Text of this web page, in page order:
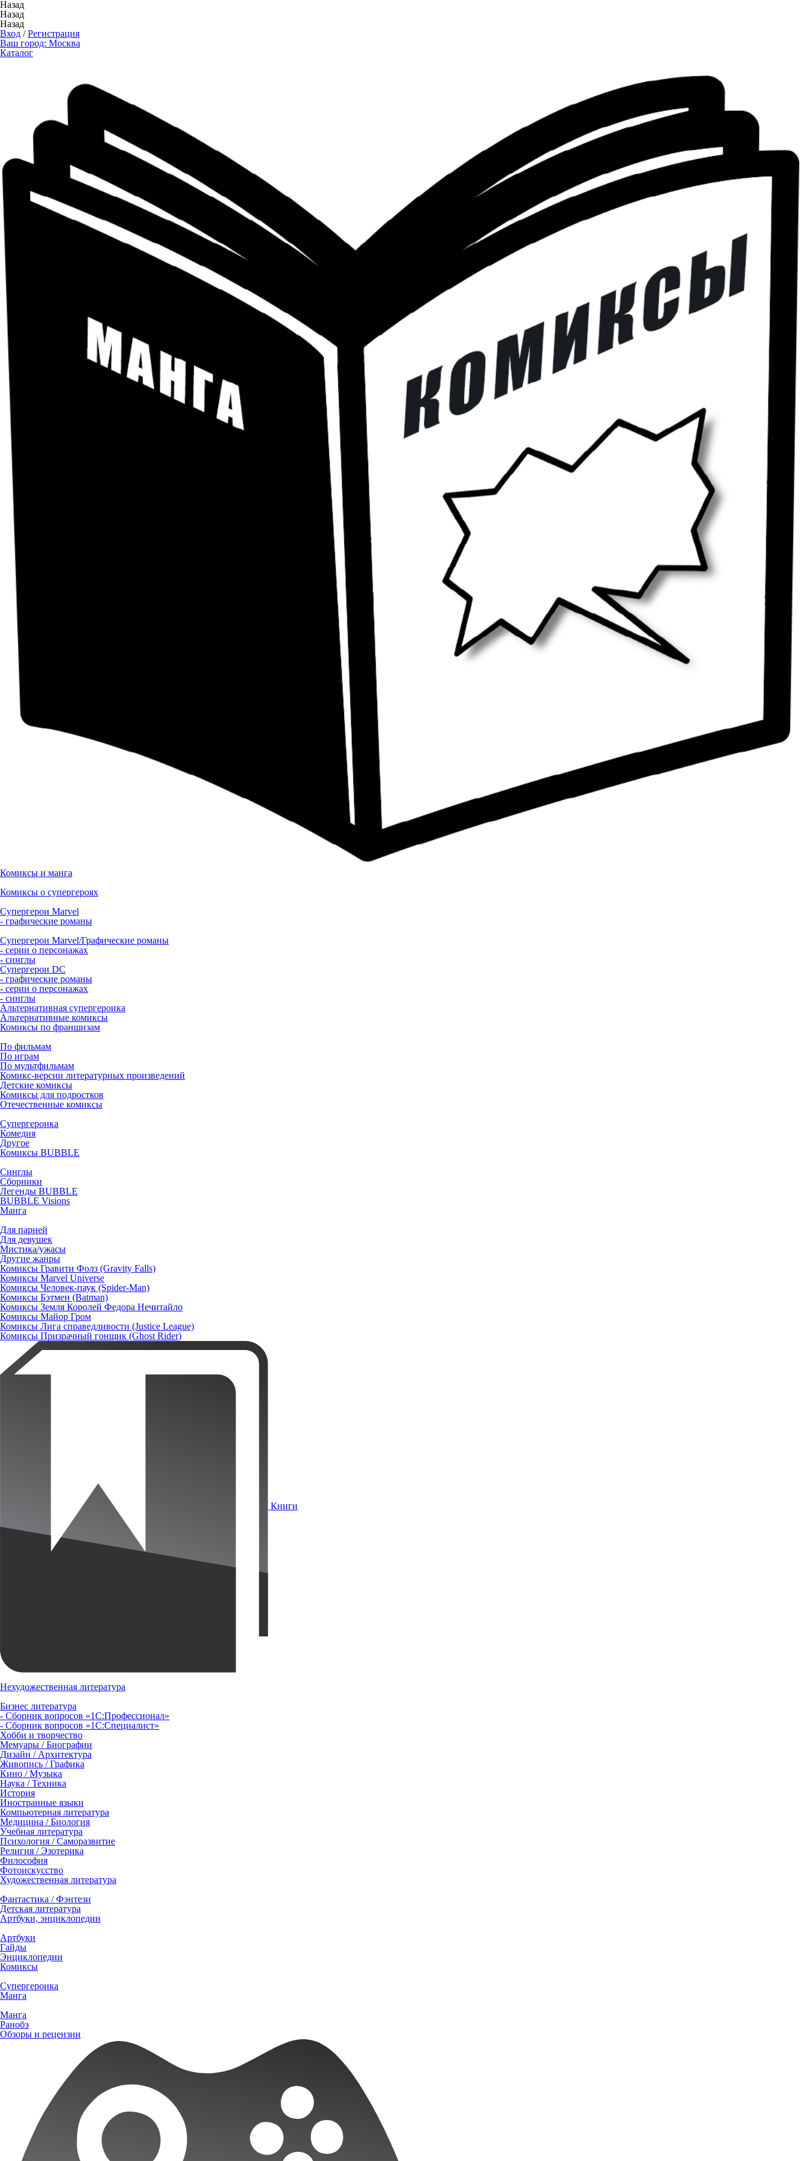
Назад
Назад
Назад
Вход /Регистрация
Ваш город: Москва
Каталог
Комиксы и манга
Комиксы о супергероях
Супергерои Marvel
- графические романы
Супергерои Marvel/Графические романы
- серии о персонажах
- синглы
Супергерои DC
- графические романы
- серии о персонажах
- синглы
Альтернативная супергероика
Альтернативные комиксы
Комиксы по франшизам
По фильмам
По играм
По мультфильмам
Комикс-версии литературных произведений
Детские комиксы
Комиксы для подростков
Отечественные комиксы
Супергероика
Комедия
Другое
Комиксы BUBBLE
Синглы
Сборники
Легенды BUBBLE
BUBBLE Visions
Манга
Для парней
Для девушек
Мистика/ужасы
Другие жанры
Комиксы Гравити Фолз (Gravity Falls)
Комиксы Marvel Universe
Комиксы Человек-паук (Spider-Man)
Комиксы Бэтмен (Batman)
Комиксы Земля Королей Федора Нечитайло
Комиксы Майор Гром
Комиксы Лига справедливости (Justice League)
Комиксы Призрачный гонщик (Ghost Rider)
Книги
Нехудожественная литература
Бизнес литература
- Сборник вопросов «1С:Профессионал»
- Сборник вопросов «1С:Специалист»
Хобби и творчество
Мемуары / Биографии
Дизайн / Архитектура
Живопись / Графика
Кино / Музыка
Наука / Техника
История
Иностранные языки
Компьютерная литература
Медицина / Биология
Учебная литература
Психология / Саморазвитие
Религия / Эзотерика
Философия
Фотоискусство
Художественная литература
Фантастика / Фэнтези
Детская литература
Артбуки, энциклопедии
Артбуки
Гайды
Энциклопедии
Комиксы
Супергероика
Манга
Манга
Ранобэ
Обзоры и рецензии